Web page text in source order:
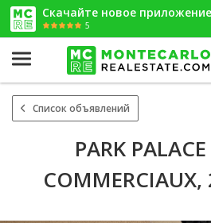
Скачайте новое
5
Список объявлений
PARK
COMMERCIAUX,